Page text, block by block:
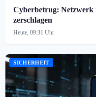
Cyberbetrug: Netzwerk
zerschlagen
Heute, 09:31 Uhr
SICHERHEIT